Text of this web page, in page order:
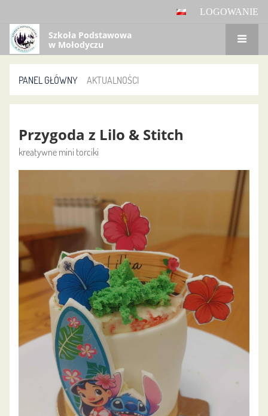
LOGOWANIE
Szkoła Podstawowa
w Mołodyczu
PANEL GŁÓWNY AKTUALNOŚCI
Przygoda z Lilo & Stitch
kreatywne mini torciki